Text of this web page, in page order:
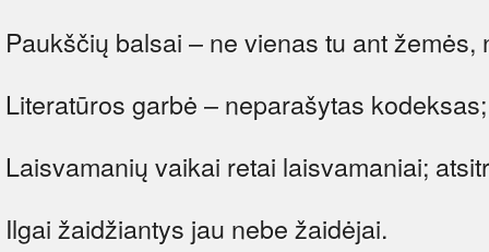
Paukščių balsai – ne vienas tu ant
Literatūros garbė – neparašytas
Laisvamanių vaikai retai laisvamaniai;
Ilgai žaidžiantys jau nebe žaidėjai.